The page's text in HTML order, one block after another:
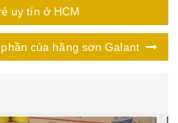
uy tín ở HCM
của hãng sơn Galant